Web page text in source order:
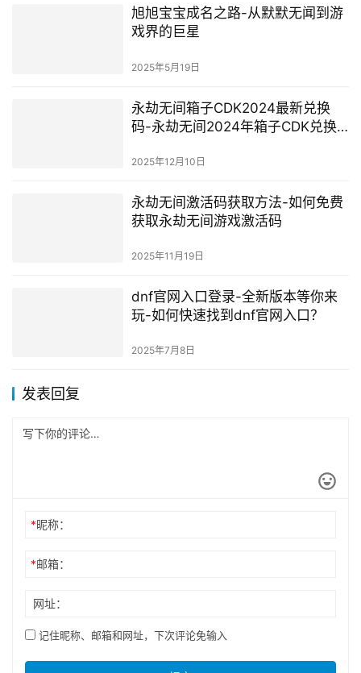
旭旭宝宝成名之路-从默默无闻到游
戏界的巨星
2025年5月19日
永劫无间箱子CDK2024最新兑换
码-永劫无间2024年箱子CDK兑换
2025年12月10日
永劫无间激活码获取方法-如何免费
获取永劫无间游戏激活码
2025年11月19日
dnf官网入口登录-全新版本等你来
玩-如何快速找到dnf官网入口？
2025年7月8日
发表回复
*昵称：
*邮箱：
网址：
记住昵称、邮箱和网址，下次评论免输入